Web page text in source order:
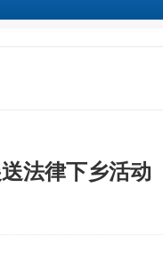
法律下乡活动